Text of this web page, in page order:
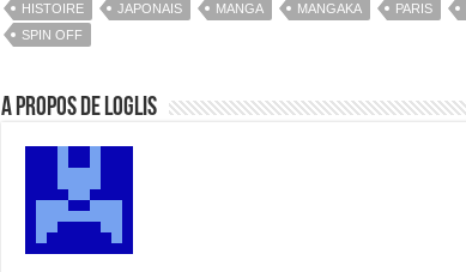
HISTOIRE
JAPONAIS MANGA MANGAKA PARIS
SPIN OFF
A propos de Loglis